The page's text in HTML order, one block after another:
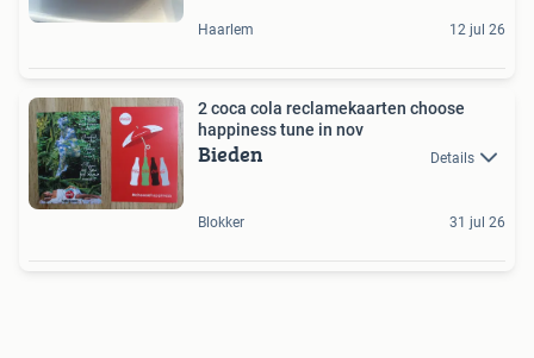
Haarlem 12 jul 26
2 coca cola reclamekaarten choose
happiness tune in nov
Bieden Details
Blokker 31 jul 26